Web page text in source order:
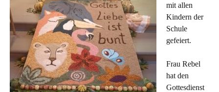
mit allen
Kindern der
Schule
gefeiert.
Frau Rebel
hat den
Gottesdienst